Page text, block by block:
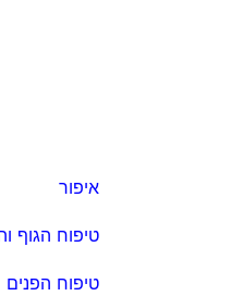
איפור
טיפוח הגוף
טיפוח הפנים